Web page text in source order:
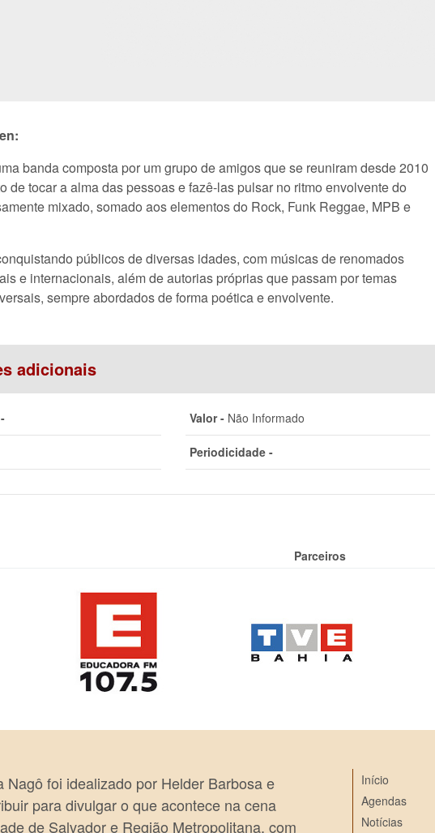
banda composta por um grupo de amigos que se reuniram desde 2010
de tocar a alma das pessoas e fazê-las pulsar no ritmo envolvente do
mixado, somado aos elementos do Rock, Funk Reggae, MPB e
públicos de diversas idades, com músicas de renomados
e internacionais, além de autorias próprias que passam por temas
sempre abordados de forma poética e envolvente.
adicionais
Valor -Não Informado
Periodicidade -
Parceiros
Nagô foi idealizado por Helder Barbosa e
para divulgar o que acontece na cena
de Salvador e Região Metropolitana, com
Início
Agendas
Notícias